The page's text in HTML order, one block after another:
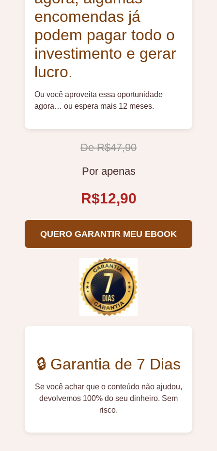
encomendas já
podem pagar todo o
investimento e gerar
lucro.
Ou você aproveita essa oportunidade
agora… ou espera mais 12 meses.
De R$47,90
Por apenas
R$12,90
QUERO GARANTIR MEU EBOOK
🔒 Garantia de 7 Dias
Se você achar que o conteúdo não ajudou,
devolvemos 100% do seu dinheiro. Sem
risco.